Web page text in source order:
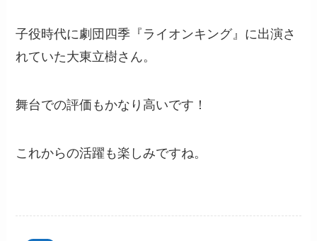
子役時代に劇団四季『ライオンキング』に出演さ
れていた大東立樹さん。
舞台での評価もかなり高いです！
これからの活躍も楽しみですね。